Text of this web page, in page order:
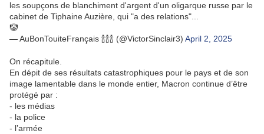
les soupçons de blanchiment d'argent d'un oligarque russe par le
cabinet de Tiphaine Auzière, qui "a des relations"...
🤡
— AuBonTouiteFrançais 🍾🍾🍾 (@VictorSinclair3) April 2, 2025
On récapitule.
En dépit de ses résultats catastrophiques pour le pays et de son
image lamentable dans le monde entier, Macron continue d’être
protégé par :
- les médias
- la police
- l’armée